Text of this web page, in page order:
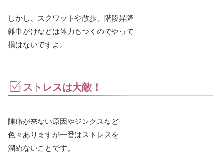
しかし、スクワットや散歩、階段昇降
雑巾がけなどは体力もつくのでやって
損はないですよ。
ストレスは大敵！
陣痛が来ない原因やジンクスなど
色々ありますが一番はストレスを
溜めないことです。